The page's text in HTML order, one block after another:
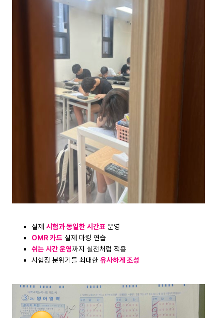
실제 시험과 동일한 시간표 운영
OMR 카드 실제 마킹 연습
쉬는 시간 운영까지 실전처럼 적용
시험장 분위기를 최대한 유사하게 조성